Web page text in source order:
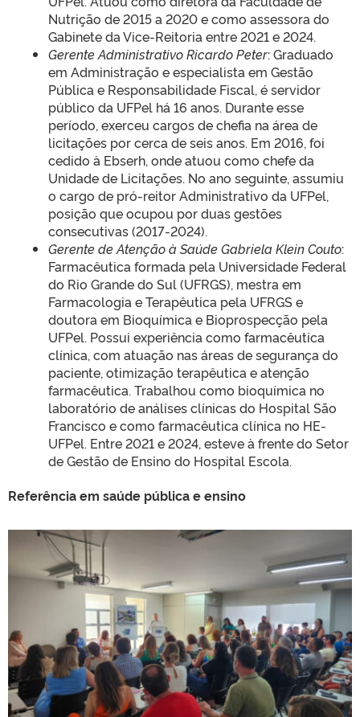
Nutrição de 2015 a 2020 e como assessora do
Gabinete da Vice-Reitoria entre 2021 e 2024.
Gerente Administrativo Ricardo Peter: Graduado
em Administração e especialista em Gestão
Pública e Responsabilidade Fiscal, é servidor
público da UFPel há 16 anos. Durante esse
período, exerceu cargos de chefia na área de
licitações por cerca de seis anos. Em 2016, foi
cedido à Ebserh, onde atuou como chefe da
Unidade de Licitações. No ano seguinte, assumiu
o cargo de pró-reitor Administrativo da UFPel,
posição que ocupou por duas gestões
consecutivas (2017-2024).
Gerente de Atenção à Saúde Gabriela Klein Couto:
Farmacêutica formada pela Universidade Federal
do Rio Grande do Sul (UFRGS), mestra em
Farmacologia e Terapêutica pela UFRGS e
doutora em Bioquímica e Bioprospecção pela
UFPel. Possui experiência como farmacêutica
clínica, com atuação nas áreas de segurança do
paciente, otimização terapêutica e atenção
farmacêutica. Trabalhou como bioquímica no
laboratório de análises clínicas do Hospital São
Francisco e como farmacêutica clínica no HE-
UFPel. Entre 2021 e 2024, esteve à frente do Setor
de Gestão de Ensino do Hospital Escola.
Referência em saúde pública e ensino